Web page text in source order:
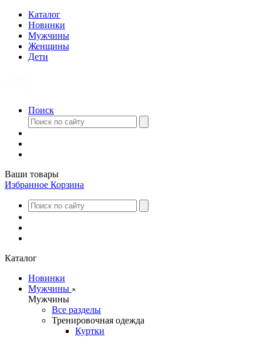
Каталог
Новинки
Мужчины
Женщины
Дети
Поиск
Ваши товары
Избранное Корзина
Каталог
Новинки
Мужчины
Мужчины
Все разделы
Тренировочная одежда
Куртки